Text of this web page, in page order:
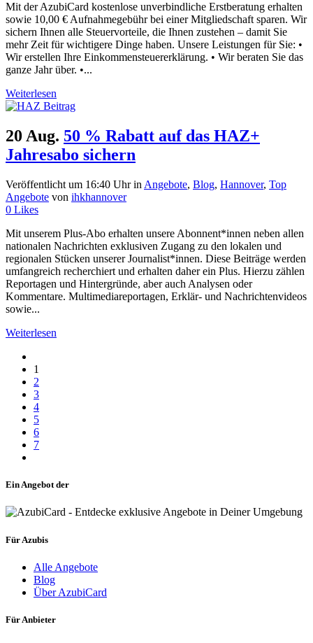
Mit der AzubiCard kostenlose unverbindliche Erstberatung erhalten
sowie 10,00 € Aufnahmegebühr bei einer Mitgliedschaft sparen. Wir
sichern Ihnen alle Steuervorteile, die Ihnen zustehen – damit Sie
mehr Zeit für wichtigere Dinge haben. Unsere Leistungen für Sie: •
Wir erstellen Ihre Einkommensteuererklärung. • Wir beraten Sie das
ganze Jahr über. •...
Weiterlesen
20 Aug. 50 % Rabatt auf das HAZ+
Jahresabo sichern
Veröffentlicht um 16:40 Uhrin Angebote, Blog, Hannover, Top
Angebote von ihkhannover
0 Likes
Mit unserem Plus-Abo erhalten unsere Abonnent*innen neben allen
nationalen Nachrichten exklusiven Zugang zu den lokalen und
regionalen Stücken unserer Journalist*innen. Diese Beiträge werden
umfangreich recherchiert und erhalten daher ein Plus. Hierzu zählen
Reportagen und Hintergründe, aber auch Analysen oder
Kommentare. Multimediareportagen, Erklär- und Nachrichtenvideos
sowie...
Weiterlesen
1
2
3
4
5
6
7
Ein Angebot der
Für Azubis
Alle Angebote
Blog
Über AzubiCard
Für Anbieter